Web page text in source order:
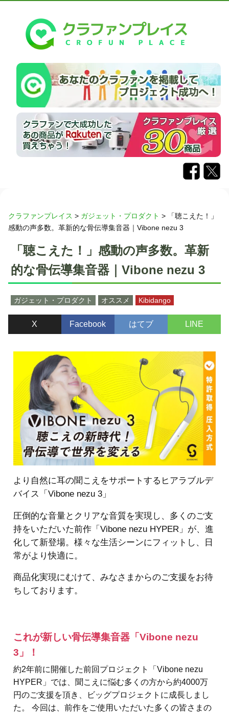
クラファンプレイス > ガジェット・プロダクト >
「聴こえた！」
感動の声多数。革新的な骨伝導集音器｜Vibone nezu 3
「聴こえた！」感動の声多数。革新
的な骨伝導集音器｜Vibone nezu 3
ガジェット・プロダクト オススメ Kibidango
X Facebook はてブ LINE
より自然に耳の聞こえをサポートするヒアラブルデ
バイス「Vibone nezu 3」
圧倒的な音量とクリアな音質を実現し、多くのご支
持をいただいた前作「Vibone nezu HYPER」が、進
化して新登場。様々な生活シーンにフィットし、日
常がより快適に。
商品化実現にむけて、みなさまからのご支援をお待
ちしております。
これが新しい骨伝導集音器「Vibone nezu
3」！
約2年前に開催した前回プロジェクト「Vibone nezu
HYPER」では、聞こえに悩む多くの方から約4000万
円のご支援を頂き、ビッグプロジェクトに成長しまし
た。 今回は、前作をご使用いただいた多くの皆さまの